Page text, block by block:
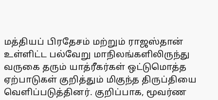
மத்தியப் பிரதேசம் மற்றும் ராஜஸ்தான்
உள்ளிட்ட பல்வேறு மாநிலங்களிலிருந்து
வருகை தரும் யாத்ரீகர்கள் ஒட்டுமொத்த
ஏற்பாடுகள் குறித்தும் மிகுந்த திருப்தியை
வெளிப்படுத்தினர். குறிப்பாக, மூவர்ண